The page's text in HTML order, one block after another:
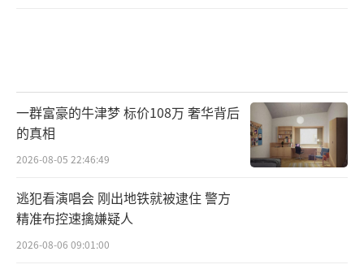
一群富豪的牛津梦 标价108万 奢华背后
的真相
2026-08-05 22:46:49
逃犯看演唱会 刚出地铁就被逮住 警方
精准布控速擒嫌疑人
2026-08-06 09:01:00